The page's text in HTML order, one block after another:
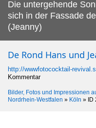
Die untergehende
sich in der Fassade
(Jeanny)
De Rond Hans und
http://wwwfotococktail-
Kommentar
Bilder, Fotos und Impressionen
Nordrhein-Westfalen » Köln »